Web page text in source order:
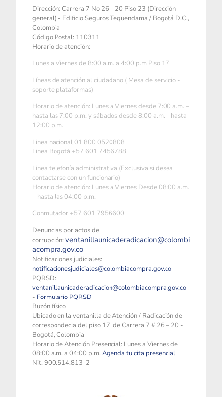
Dirección: Carrera 7 No 26 - 20 Piso 23 (Dirección
general) - Edificio Seguros Tequendama / Bogotá D.C.,
Colombia
Código Postal: 110311
Horario de atención:
Lunes a Viernes de 8:00 a.m. a 4:00 p.m Piso 17
Líneas de atención al ciudadano ( Mesa de servicio -
soporte plataformas)
Horario de atención: Lunes a Viernes desde 7:00 a.m. –
hasta las 7:00 p.m. y sábados desde 8:00 a.m. - hasta
12:00 p.m.
Linea nacional 01 800 0520808
Linea Bogotá +57 601 7456788
Linea telefonía administrativa (Exclusiva si desea
contactarse con un funcionario)
Horario de atención: Lunes a Viernes Desde 08:00 a.m.
– hasta las 04:00 p.m.
Conmutador +57 601 7956600
Denuncias por actos de
corrupción: ventanillaunicaderadicacion@colombi
acompra.gov.co
Notificaciones judiciales:
notificacionesjudiciales@colombiacompra.gov.co
PQRSD:
ventanillaunicaderadicacion@colombiacompra.gov.co
- Formulario PQRSD
Buzón físico
Ubicado en la ventanilla de Atención / Radicación de
correspondecia del piso 17 de Carrera 7 # 26 – 20 -
Bogotá, Colombia
Horario de Atención Presencial: Lunes a Viernes de
08:00 a.m. a 04:00 p.m. Agenda tu cita presencial
Nit. 900.514.813-2